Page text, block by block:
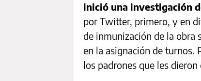
inició una investigación
por Twitter, primero, y en
de inmunización de la obra
en la asignación de turnos.
los padrones que les dieron